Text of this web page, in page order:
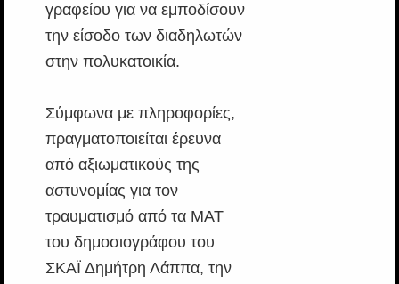
γραφείου για να εμποδίσουν
την είσοδο των διαδηλωτών
στην πολυκατοικία.
Σύμφωνα με πληροφορίες,
πραγματοποιείται έρευνα
από αξιωματικούς της
αστυνομίας για τον
τραυματισμό από τα ΜΑΤ
του δημοσιογράφου του
ΣΚΑΪ Δημήτρη Λάππα, την